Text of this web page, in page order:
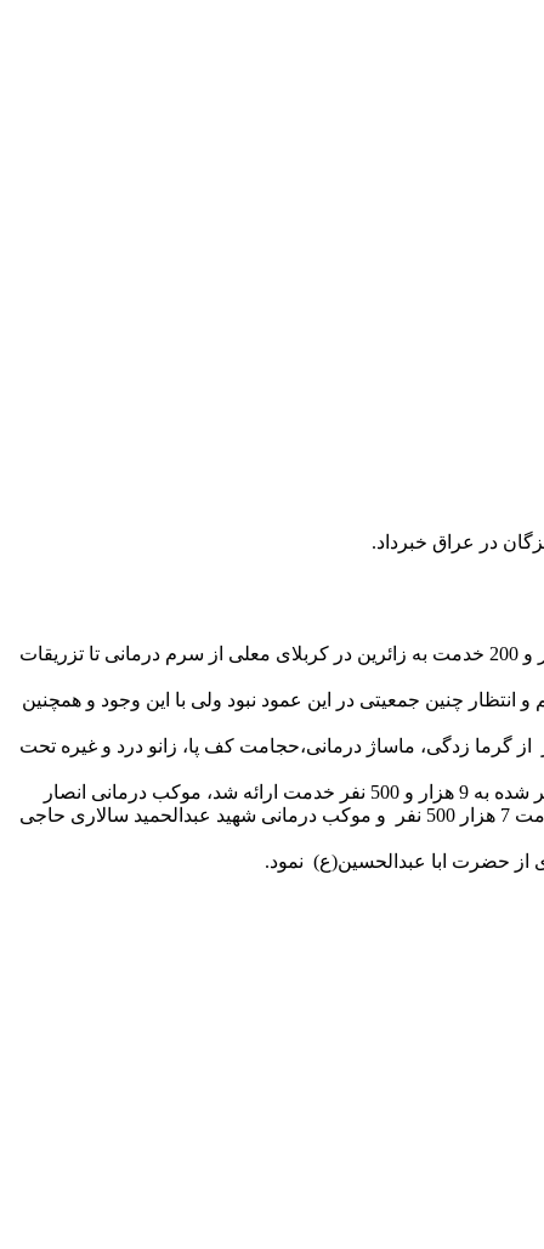
موسی رنجبری گفت: در راستای خدمت رسانی به زائرین امام حسین (ع) در اربعیین حسینی در کشور عراق در مدت میانگین 10 روز 61 هزار و 200 خدمت به زائرین در کربلای معلی از سرم درمانی تا تزریقات
با استقبال فوق العاده ایی روبرو بودیم و انتظار چنین جمعیتی در این عمود نبود ولی با این وجود و همچنین
با استقبال ویژه روبرو بودیم که می توان گفت روزانه حداقل تا 2هزار و300 نفر و گاهاً بیشتر از گرما زدگی، ماساژ درمانی،حجامت کف پا، زانو درد و غیره تحت
مسئول بسیج جامعه پزشکی هرمزگان بیان داشت: در موکب درمانی میناب زیر نظر موکب قمر بین هاشم میناب در عمود 1325 در مدت ذکر شده به 9 هزار و 500 نفر خدمت ارائه شد، موکب درمانی انصار
المهدی قشم تحت نظر موکب شهید عراقی زاده 7 هزار و 300 نفر ، موکب حضرت علی اصغر رودان که از ابتدای صفر و به مدت 17 روز خدمت 7 هزار 500 نفر و موکب درمانی شهید عبدالحمید سالاری حاجی
حضرت ابا عبدالحسین(ع) نمود.